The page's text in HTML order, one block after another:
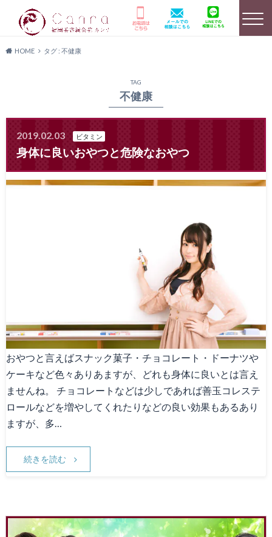
美容鍼灸詳細
店舗のご案内 よくあるご質問
天神院情報
HOME タグ : 不健康
TAG
不健康
2019.02.03 ビタミン
身体に良いおやつと危険なおやつ
おやつと言えばスナック菓子・チョコレート・ドーナツや
ケーキなど色々ありあますが、どれも身体に良いとは言え
ませんね。 チョコレートなどは少しであれば善玉コレステ
ロールなどを増やしてくれたりなどの良い効果もあるあり
ますが、多…
続きを読む